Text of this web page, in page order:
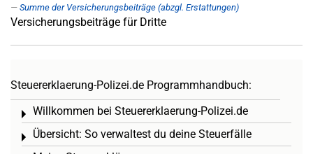
Summe der Versicherungsbeiträge (abzgl. Erstattungen)
Versicherungsbeiträge für Dritte
Steuererklaerung-Polizei.de Programmhandbuch:
Willkommen bei Steuererklaerung-Polizei.de
Toggle menu
Übersicht: So verwaltest du deine Steuerfälle
Toggle menu